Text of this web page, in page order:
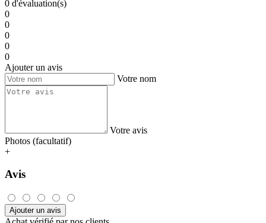
0 d'évaluation(s)
0
0
0
0
0
Ajouter un avis
Votre nom
Votre avis
Photos (facultatif)
+
Avis
Ajouter un avis